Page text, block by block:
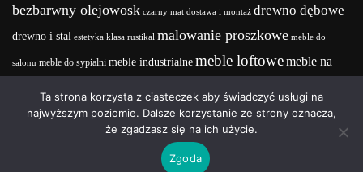
bezbarwny olejowosk czarny mat dostawa i montaż drewno dębowe
drewno i stal estetyka klasa rustikal malowanie proszkowe meble do
salonu meble do sypialni meble industrialne meble loftowemeble na
Olejowosk realizacja projektu stalowe nogi wood and steel
Copyright © 2025 | Powered by Wood&Steel Design
Ta strona korzysta z ciasteczek aby świadczyć usługi na
najwyższym poziomie. Dalsze korzystanie ze strony oznacza,
że zgadzasz się na ich użycie.
Zgoda